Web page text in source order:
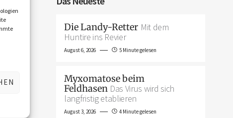
Die Landy-Retter Mit dem
Huntire ins Revier
August 6, 2026 5 Minute gelesen
Myxomatose beim
Feldhasen Das Virus wird sich
langfristig etablieren
August 3, 2026 4 Minute gelesen